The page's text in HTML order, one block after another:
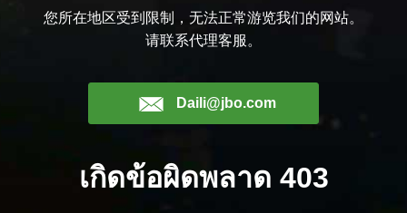
您所在地区受到限制，无法正常游览我们的网站。
请联系代理客服。
Daili@jbo.com
เกิดข้อผิดพลาด 403